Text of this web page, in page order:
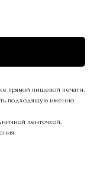
прямой пищевой печати.
подходящую именно
ленточкой.